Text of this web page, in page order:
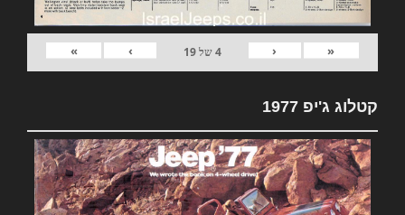
«
‹
4של19
›
»
קטלוג ג'יפ 1977